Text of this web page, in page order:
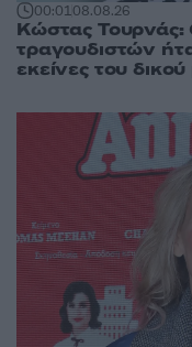
00:0108.08.26
Κώστας Τουρνάς:
τραγουδιστών
εκείνες του